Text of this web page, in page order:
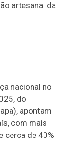
artesanal da
nacional no
do
apontam
com mais
cerca de 40%